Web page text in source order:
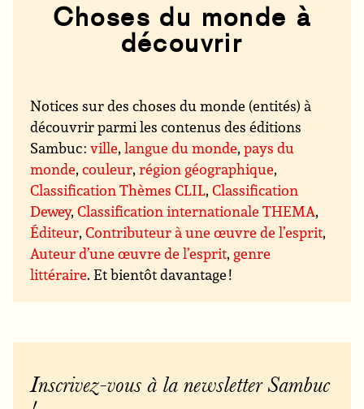
Choses du monde à
découvrir
Notices sur des choses du monde (entités) à
découvrir parmi les contenus des éditions
Sambuc :ville,langue du monde,pays du
monde,couleur,région géographique,
Classification Thèmes CLIL,Classification
Dewey,Classification internationale THEMA,
Éditeur,Contributeur à une œuvre de l’esprit,
Auteur d’une œuvre de l’esprit, genre
littéraire. Et bientôt davantage !
Inscrivez-vous à la newsletter Sambuc